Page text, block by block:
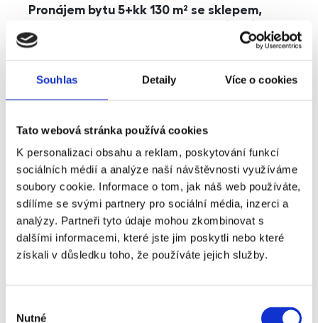
Souhlas Detaily Více o cookies
Tato webová stránka používá cookies
K personalizaci obsahu a reklam, poskytování funkcí
sociálních médií a analýze naší návštěvnosti využíváme
soubory cookie. Informace o tom, jak náš web používáte,
sdílíme se svými partnery pro sociální média, inzerci a
analýzy. Partneři tyto údaje mohou zkombinovat s
dalšími informacemi, které jste jim poskytli nebo které
získali v důsledku toho, že používáte jejich služby.
Nutné
Pronájem bytu 5+kk 130 m² se sklepem,
funkce
parkování sklep výtah
cena
49 000 Kč